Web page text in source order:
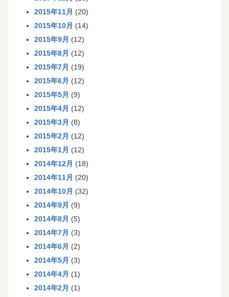
2015年11月 (20)
2015年10月 (14)
2015年9月 (12)
2015年8月 (12)
2015年7月 (19)
2015年6月 (12)
2015年5月 (9)
2015年4月 (12)
2015年3月 (8)
2015年2月 (12)
2015年1月 (12)
2014年12月 (18)
2014年11月 (20)
2014年10月 (32)
2014年9月 (9)
2014年8月 (5)
2014年7月 (3)
2014年6月 (2)
2014年5月 (3)
2014年4月 (1)
2014年2月 (1)